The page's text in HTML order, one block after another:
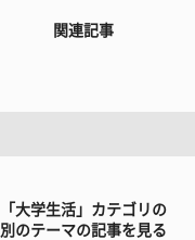
関連記事
「大学生活」カテゴリの
別のテーマの記事を見る